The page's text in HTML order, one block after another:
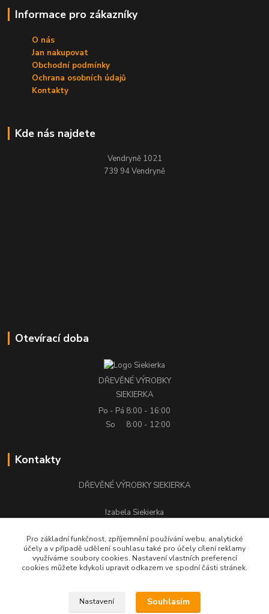
Informace pro zákazníky
O nás
Jan nakupovat
Obchodní podmínky
Ochrana osobních údajů
Kontakty
Kde nás najdete
Vendryně 1021
739 94 Vendryně
Otevírací doba
DŘEVĚNÉ VÝROBKY
SIEKIERKA
Po - Pá 8:00 - 16:00
So
8:00 - 12:00
Kontakty
DŘEVĚNÉ VÝROBKY SIEKIERKA
Izabela Siekierka
stolarstwo.siekierka@seznam.cz
Pro základní funkčnost, zpříjemnění používání webu, analytické
účely a v případě udělení souhlasu také pro účely cílení reklamy
využíváme soubory cookies. Nastavení vlastních preferencí
cookies můžete kdykoli upravit odkazem ve spodní části stránek.
Nastavení Souhlasím